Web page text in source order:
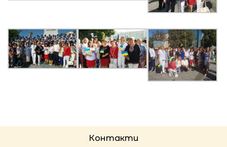
Контакти